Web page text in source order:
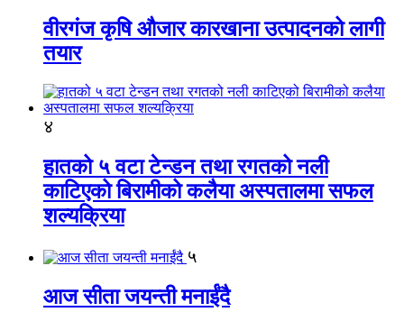
वीरगंज कृषि औजार कारखाना उत्पादनको लागी
तयार
४
हातको ५ वटा टेन्डन तथा रगतको नली
काटिएको बिरामीको कलैया अस्पतालमा सफल
शल्यक्रिया
५
आज सीता जयन्ती मनाईंदै